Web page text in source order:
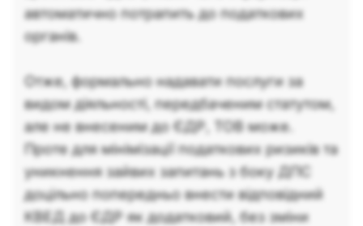
автоматично потрапить до податкових
органів.
Отже, формально надавати послуги за
видом діяльності, передбаченим статутом,
але не внесеним до ЄДР, ТОВ може.
Проте для мінімізації податкових ризиків та
уникнення зайвих запитань з боку ДПС
доцільно попередньо внести відповідний
КВЕД до ЄДР як додатковий, без зміни